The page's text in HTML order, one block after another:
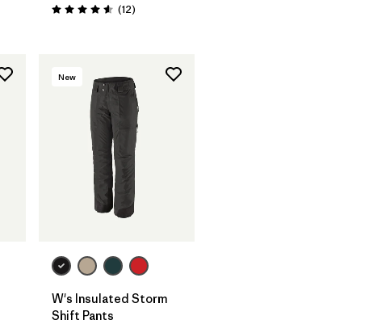
Valoración: 4.6 / 5
(12Comentarios
)
New
W's Insulated Storm
Shift Pants